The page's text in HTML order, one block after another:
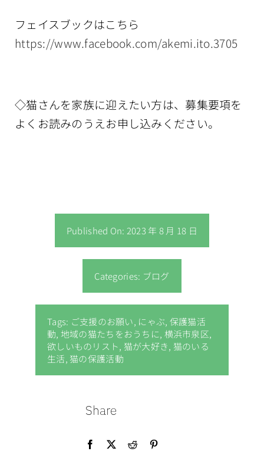
フェイスブックはこちら
https://www.facebook.com/akemi.ito.3705
◇猫さんを家族に迎えたい方は、募集要項を
よくお読みのうえお申し込みください。
Published On: 2023 年 8 月 18 日
Categories: ブログ
Tags: ご支援のお願い, にゃぶ, 保護猫活
動, 地域の猫たちをおうちに, 横浜市泉区,
欲しいものリスト, 猫が大好き, 猫のいる
生活, 猫の保護活動
Share